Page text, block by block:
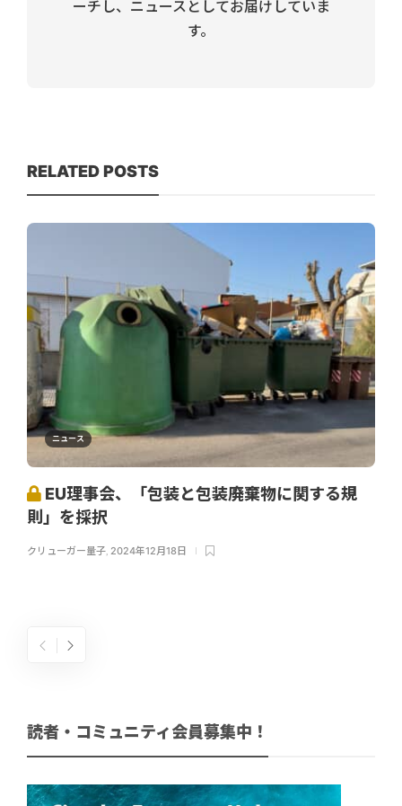
ーチし、ニュースとしてお届けしていま
す。
RELATED POSTS
ニュース
EU理事会、「包装と包装廃棄物に関する規
則」を採択
クリューガー量子, 2024年12月18日
読者・コミュニティ会員募集中！